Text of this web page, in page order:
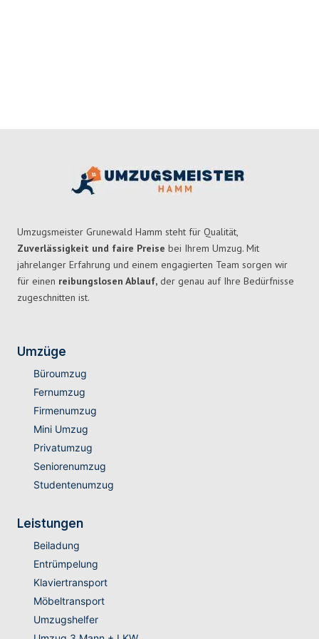
Umzugsmeister Grunewald Hamm steht für Qualität,
Zuverlässigkeit und faire Preise bei Ihrem Umzug. Mit
jahrelanger Erfahrung und einem engagierten Team sorgen wir
für einen reibungslosen Ablauf, der genau auf Ihre Bedürfnisse
zugeschnitten ist.
Umzüge
Büroumzug
Fernumzug
Firmenumzug
Mini Umzug
Privatumzug
Seniorenumzug
Studentenumzug
Leistungen
Beiladung
Entrümpelung
Klaviertransport
Möbeltransport
Umzugshelfer